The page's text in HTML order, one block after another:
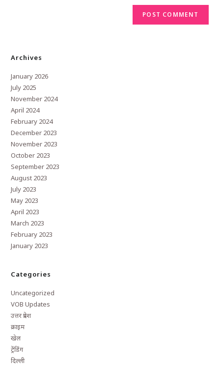
Archives
January 2026
July 2025
November 2024
April 2024
February 2024
December 2023
November 2023
October 2023
September 2023
August 2023
July 2023
May 2023
April 2023
March 2023
February 2023
January 2023
Categories
Uncategorized
VOB Updates
उत्तर प्रदेश
क्राइम
खेल
ट्रेंडिंग
दिल्ली